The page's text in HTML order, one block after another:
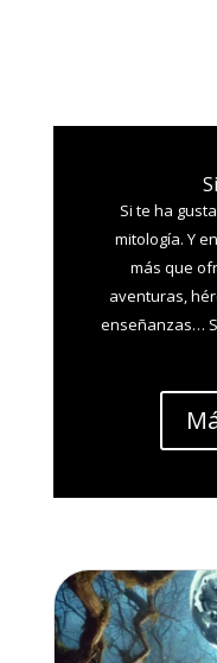
Si te ha
mitología. Y
más que
aventuras,
enseñanzas…